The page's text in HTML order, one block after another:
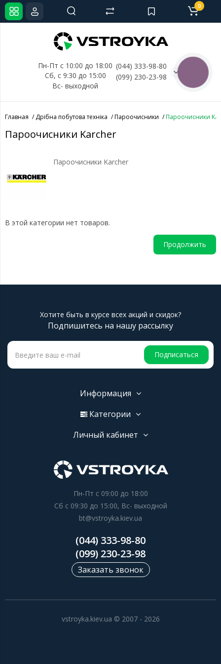
Пн-Пт с 10:00 до 18:00
Сб, с 9:30 до 15:00
Вс- выходной
(044) 333-98-80
(099) 230-23-98
0
Главная Дрібна побутова техніка Пароочисники Пароочисники
Пароочисники Karcher
Пароочисники Karcher
В этой категории нет товаров.
Продолжить
Хотите быть в курсе всех акций и скидок?
Подпишитесь на нашу рассылку
Подписаться
Информация
Категории
Личный кабинет
Пн-Пт с 09:00 до 18:00
Сб с 09:30 до 15:00, Вс- выходной
bt@vstroyka.kiev.ua
(044) 333-98-80
(099) 230-23-98
Заказать звонок
vstroyka.kiev.ua © 2007 - 2026